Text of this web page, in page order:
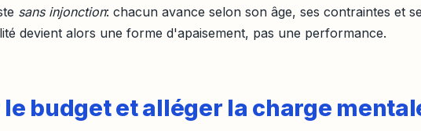
sans injonction: chacun avance selon son âge, ses contraintes et
devient alors une forme d'apaisement, pas une performance.
budget et alléger la charge